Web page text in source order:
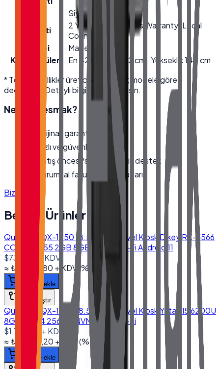
Siyah
Garanti
2 Yıl Garanti / 2 Years Warranty (Local
Country)
Menşei
Made in Türkiye
Kutu Ölçüleri
En 42 cm · Boy 62 cm · Yükseklik 140 cm
* Teknik özellikler üretici kaynaklıdır; modele göre
değişebilir. Detaylı bilgi için bize ulaşın.
Neden Desmak?
Orijinal, garantili ürün
Hızlı ve güvenli kargo
Satış öncesi/sonrası teknik destek
Kurumsal fatura · bayi fiyatları
Bize Ulaşın
Benzer Ürünler
Quanmax QX-1850 18.5'' Endüstriyel Kiosk Dikey RK-3566
CORTEX A55 2GB 8GB EMMC Wi-Fi Android 11
$730.00
+ KDV
≈₺34.937,80 + KDV (%
Sepete ekle
Karşılaştır
Quanmax QX-1850 18.5'' Endüstriyel Kiosk Yatay I5 6200U
8GB DDR4 256GB NVMe SSD Wi-Fi
$1,170.00
+ KDV
≈₺55.996,20 + KDV (%
Sepete ekle